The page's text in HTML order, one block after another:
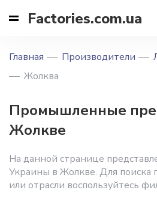
Factories.com.ua
Главная Производители
Жолква
Промышленные
Жолкве
На данной странице
Украины в Жолкве. Для поиска
или отрасли воспользуйтесь